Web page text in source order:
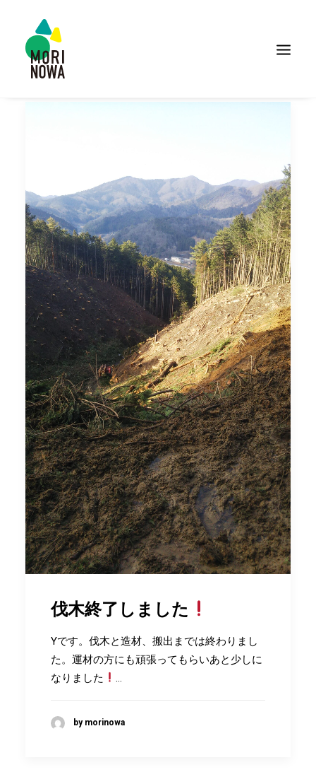
伐木終了しました
Yです。伐木と造材、搬出までは終わりまし
た。運材の方にも頑張ってもらいあと少しに
なりました
by morinowa